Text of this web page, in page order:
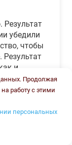
Результат
убедили
чтобы
и
Продолжая
работу с этими
персональных